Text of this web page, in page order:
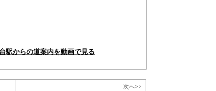
駅からの道案内を動画で見る
次へ>>